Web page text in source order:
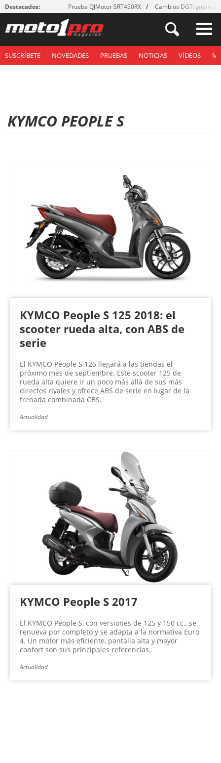
Destacados: Prueba QJMotor SRT450RX Cambios DGT: ¡guantes!
SUSCRÍBETE NOVEDADES PRUEBAS NOTICIAS VÍDEOS
KYMCO PEOPLE S
KYMCO People S 125 2018: el
scooter rueda alta, con ABS de
serie
El KYMCO People S 125 llegará a las tiendas el
próximo mes de septiembre. Este scooter 125 de
rueda alta quiere ir un poco más allá de sus más
directos rivales y ofrece ABS de serie en lugar de la
frenada combinada CBS.
Actualidad
KYMCO People S 2017
El KYMCO People S, con versiones de 125 y 150 cc., se
renueva por completo y se adapta a la normativa Euro
4. Un motor más eficiente, pantalla alta y mayor
confort son sus principales referencias.
Actualidad